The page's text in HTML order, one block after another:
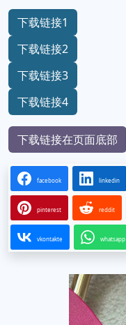
下载链接1
下载链接2
下载链接3
下载链接4
下载链接在页面底部
facebook linkedin
pinterest reddit
vkontakte whatsapp